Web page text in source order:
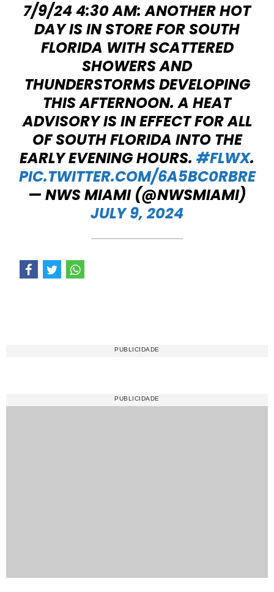
7/9/24 4:30 AM: ANOTHER HOT
DAY IS IN STORE FOR SOUTH
FLORIDA WITH SCATTERED
SHOWERS AND
THUNDERSTORMS DEVELOPING
THIS AFTERNOON. A HEAT
ADVISORY IS IN EFFECT FOR ALL
OF SOUTH FLORIDA INTO THE
EARLY EVENING HOURS. #FLWX.
PIC.TWITTER.COM/6A5BC0RBRE
— NWS MIAMI (@NWSMIAMI)
JULY 9, 2024